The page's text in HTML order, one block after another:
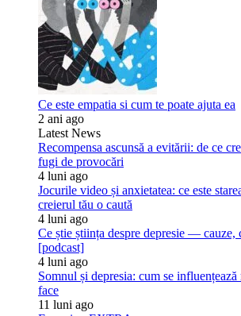
Ce este empatia si cum te poate ajuta ea
2 ani ago
Latest News
Recompensa ascunsă a evitării: de ce
fugi de provocări
4 luni ago
Jocurile video și anxietatea: ce este
creierul tău o caută
4 luni ago
Ce știe știința despre depresie — cauze,
[podcast]
4 luni ago
Somnul și depresia: cum se
face
11 luni ago